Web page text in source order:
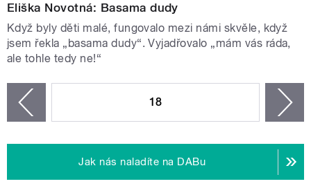
Eliška Novotná: Basama dudy
Když byly děti malé, fungovalo mezi námi skvěle, když
jsem řekla „basama dudy“. Vyjadřovalo „mám vás ráda,
ale tohle tedy ne!“
18
Jak nás naladíte na DABu